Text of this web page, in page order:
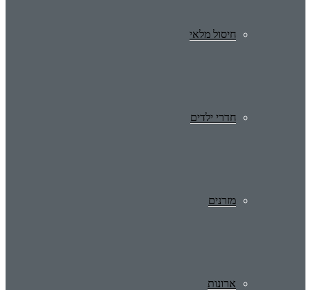
חיסול מלאי
חדרי ילדים
מזרנים
ארונות